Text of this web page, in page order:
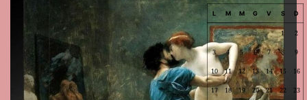
L M M G V S D
1 2
3 4 5 6 7 8 9
10 11 12 13 14 15 16
17 18 19 20 21 22 23